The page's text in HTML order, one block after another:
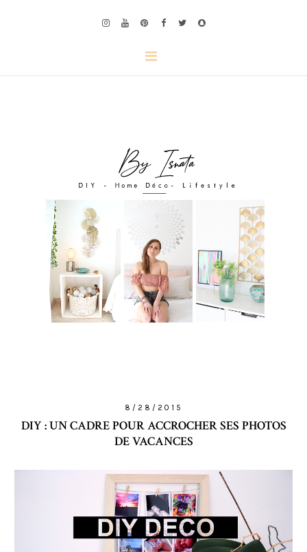
8/28/2015
DIY : UN CADRE POUR ACCROCHER SES PHOTOS
DE VACANCES